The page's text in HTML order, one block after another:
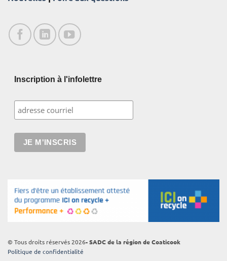
Inscription à l'infolettre
© Tous droits réservés 2026- SADC de la région de Coaticook
Politique de confidentialité